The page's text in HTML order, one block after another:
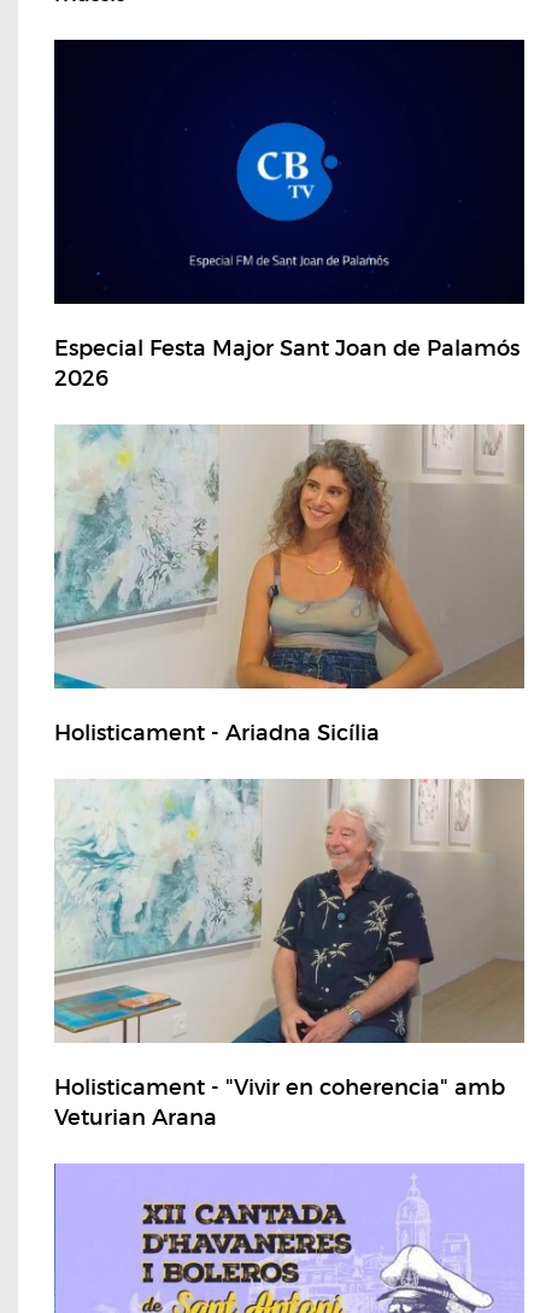
Especial Festa Major Sant Joan de Palamós
2026
Holisticament - Ariadna Sicília
Holisticament - "Vivir en coherencia" amb
Veturian Arana